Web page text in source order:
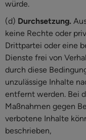
würde.
(d) Durchsetzung.
keine Rechte oder
Drittpartei oder eine
Dienste frei von
durch diese
unzulässige Inhalte
entfernt werden. Bei
Maßnahmen gegen
verbotene Inhalte
beschrieben,